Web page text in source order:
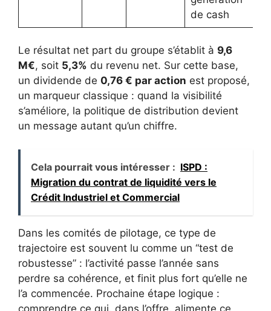
de cash
Le résultat net part du groupe s’établit à 9,6
M€, soit 5,3% du revenu net. Sur cette base,
un dividende de 0,76 € par action est proposé,
un marqueur classique : quand la visibilité
s’améliore, la politique de distribution devient
un message autant qu’un chiffre.
Cela pourrait vous intéresser : ISPD :
Migration du contrat de liquidité vers le
Crédit Industriel et Commercial
Dans les comités de pilotage, ce type de
trajectoire est souvent lu comme un “test de
robustesse” : l’activité passe l’année sans
perdre sa cohérence, et finit plus fort qu’elle ne
l’a commencée. Prochaine étape logique :
comprendre ce qui, dans l’offre, alimente ce